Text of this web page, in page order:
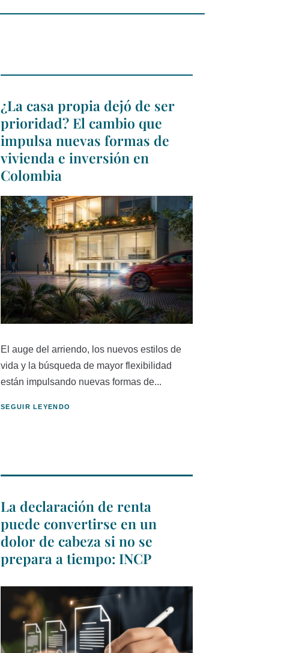
¿La casa propia dejó de ser
prioridad? El cambio que
impulsa nuevas formas de
vivienda e inversión en
Colombia
El auge del arriendo, los nuevos estilos de
vida y la búsqueda de mayor flexibilidad
están impulsando nuevas formas de...
SEGUIR LEYENDO
La declaración de renta
puede convertirse en un
dolor de cabeza si no se
prepara a tiempo: INCP